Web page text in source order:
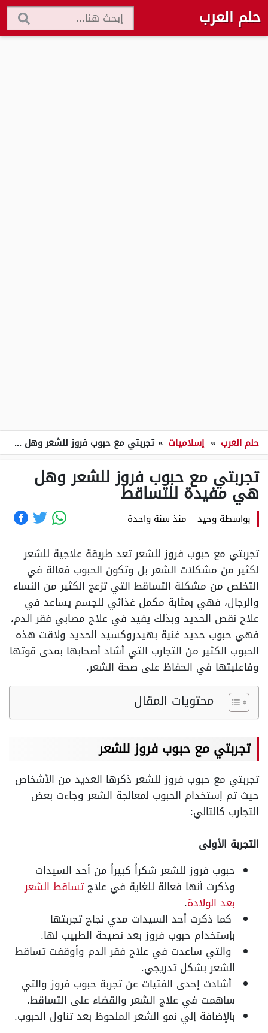
حلم العرب
حلم العرب » إسلاميات » تجربتي مع حبوب فروز للشعر وهل هي مفيدة للتساقط
تجربتي مع حبوب فروز للشعر وهل
هي مفيدة للتساقط
بواسطة وحيد– منذ سنة واحدة
تجربتي مع حبوب فروز للشعرتعد طريقة علاجية للشعر
لكثير من مشكلات الشعر بل وتكون الحبوب فعالة في
التخلص من مشكلة التساقط التي تزعج الكثير من النساء
والرجال، فهي بمثابة مكمل غذائي للجسم يساعد في
علاج نقص الحديد وبذلك يفيد في علاج مصابي فقر الدم،
فهي حبوب حديد غنية بهيدروكسيد الحديد ولاقت هذه
الحبوب الكثير من التجارب التي أشاد أصحابها بمدى قوتها
وفاعليتها في الحفاظ على صحة الشعر.
محتويات المقال
تجربتي مع حبوب فروز للشعر
تجربتي مع حبوب فروز للشعر ذكرها العديد من الأشخاص
حيث تم إستخدام الحبوب لمعالجة الشعر وجاءت بعض
التجارب كالتالي:
التجربة الأولى
حبوب فروز للشعر شكراً كبيراً من أحد السيدات
وذكرت أنها فعالة للغاية في علاجتساقط الشعر
بعد الولادة.
كما ذكرت أحد السيدات مدي نجاح تجربتها
بإستخدام حبوب فروز بعد نصيحة الطبيب لها.
والتي ساعدت في علاج فقر الدم وأوقفت تساقط
الشعر بشكل تدريجي.
أشادت إحدى الفتيات عن تجربة حبوب فروز والتي
ساهمت في علاج الشعر والقضاء على التساقط.
بالإضافة إلي نمو الشعر الملحوظ بعد تناول الحبوب.